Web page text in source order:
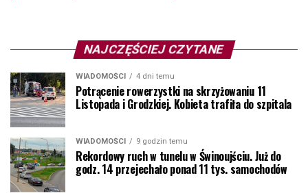
NAJCZĘŚCIEJ CZYTANE
WIADOMOŚCI 4 dni temu
Potrącenie rowerzystki na skrzyżowaniu 11
Listopada i Grodzkiej. Kobieta trafiła do szpitala
WIADOMOŚCI 9 godzin temu
Rekordowy ruch w tunelu w Świnoujściu. Już do
godz. 14 przejechało ponad 11 tys. samochodów